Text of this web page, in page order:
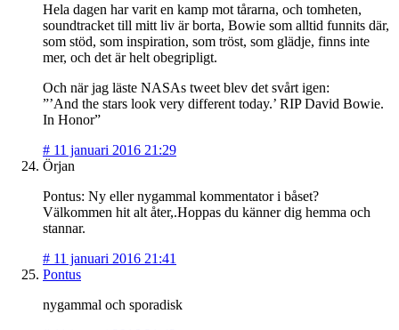
Hela dagen har varit en kamp mot tårarna, och tomheten,
soundtracket till mitt liv är borta, Bowie som alltid funnits där,
som stöd, som inspiration, som tröst, som glädje, finns inte
mer, och det är helt obegripligt.
Och när jag läste NASAs tweet blev det svårt igen:
”’And the stars look very different today.’ RIP David Bowie.
In Honor”
# 11 januari 2016 21:29
Örjan
Pontus: Ny eller nygammal kommentator i båset?
Välkommen hit alt åter,.Hoppas du känner dig hemma och
stannar.
# 11 januari 2016 21:41
Pontus
nygammal och sporadisk